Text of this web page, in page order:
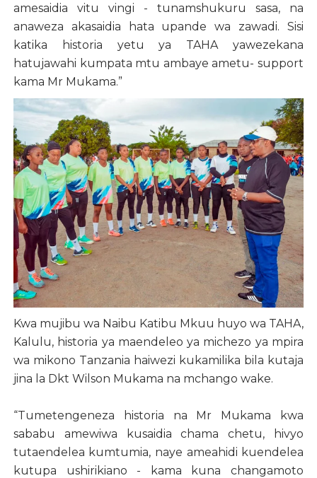
amesaidia vitu vingi - tunamshukuru sasa, na
anaweza akasaidia hata upande wa zawadi. Sisi
katika historia yetu ya TAHA yawezekana
hatujawahi kumpata mtu ambaye ametu- support
kama Mr Mukama.”
Kwa mujibu wa Naibu Katibu Mkuu huyo wa TAHA,
Kalulu, historia ya maendeleo ya michezo ya mpira
wa mikono Tanzania haiwezi kukamilika bila kutaja
jina la Dkt Wilson Mukama na mchango wake.
“Tumetengeneza historia na Mr Mukama kwa
sababu amewiwa kusaidia chama chetu, hivyo
tutaendelea kumtumia, naye ameahidi kuendelea
kutupa ushirikiano - kama kuna changamoto